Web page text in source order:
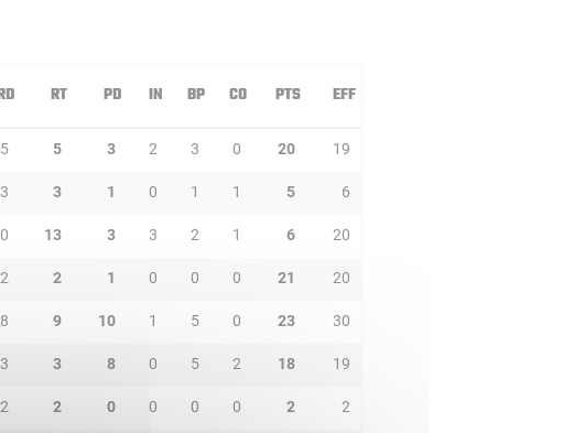
RT PD IN BP CO PTS EFF
5 5 3 2 3 0 20 19
3 3 1 0 1 1 5 6
13 3 3 2 1 6 20
2 2 1 0 0 0 21 20
8 9 10 1 5 0 23 30
3 3 8 0 5 2 18 19
2 2 0 0 0 0 2 2